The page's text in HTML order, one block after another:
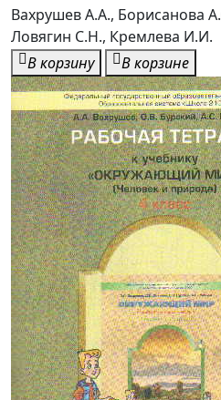
Вахрушев А.А., Борисанова
Ловягин С.Н., Кремлева И.И.
В корзину
В корзине